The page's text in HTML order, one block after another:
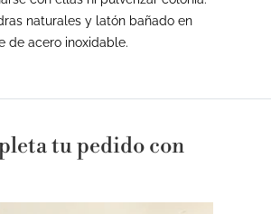
naturales y latón bañado en
de acero inoxidable.
tu pedido con